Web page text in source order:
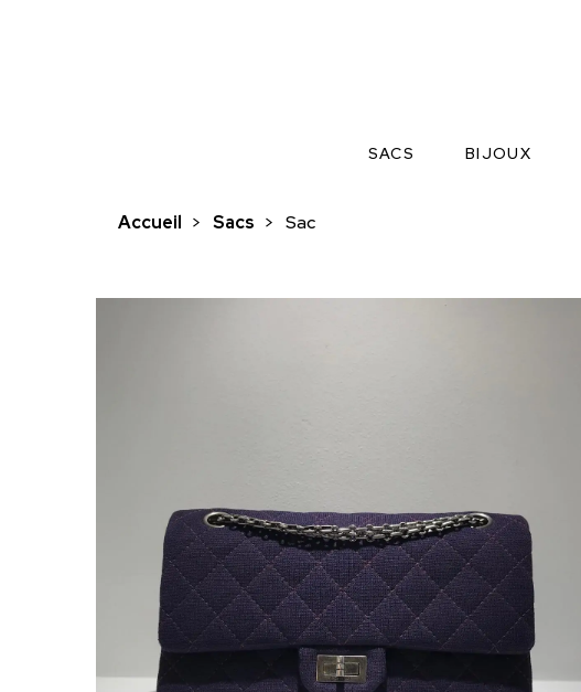
SACS BIJOUX
Accueil > Sacs > Sac